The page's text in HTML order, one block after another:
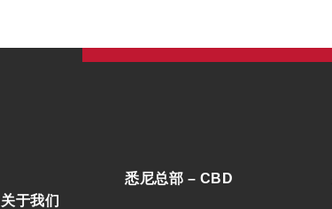
关于我们
悉尼总部 – CBD